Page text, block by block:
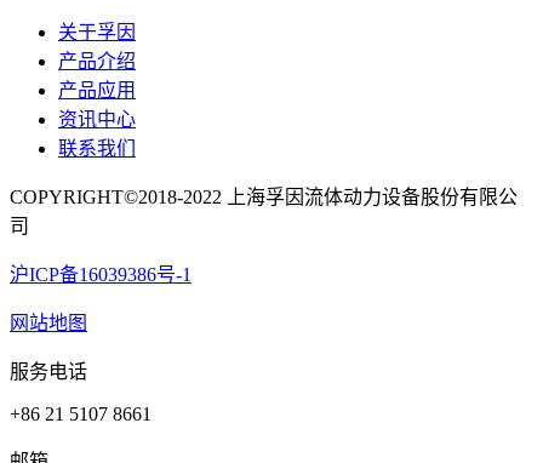
关于孚因
产品介绍
产品应用
资讯中心
联系我们
COPYRIGHT©2018-2022 上海孚因流体动力设备股份有限公
司
沪ICP备16039386号-1
网站地图
服务电话
+86 21 5107 8661